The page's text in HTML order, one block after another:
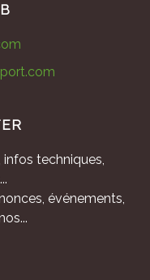
techniques,
événements,